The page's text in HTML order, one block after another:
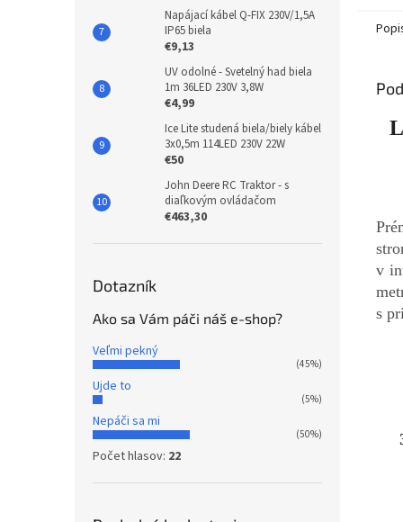
Napájací kábel Q-FIX 230V/1,5A
IP65 biela
€9,13
UV odolné - Svetelný had biela
1m 36LED 230V 3,8W
€4,99
Ice Lite studená biela/biely kábel
3x0,5m 114LED 230V 22W
€50
John Deere RC Traktor - s
diaľkovým ovládačom
€463,30
Dotazník
Ako sa Vám páči náš e-shop?
Veľmi pekný
(45%)
Ujde to
(5%)
Nepáči sa mi
(50%)
Počet hlasov: 22
v
s